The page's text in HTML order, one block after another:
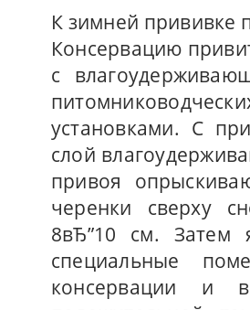
К зимней прививке
Консервацию
с
установками. С
слой
привоя
черенки сверху
8вЂ”10 см. Затем
специальные
консервации и